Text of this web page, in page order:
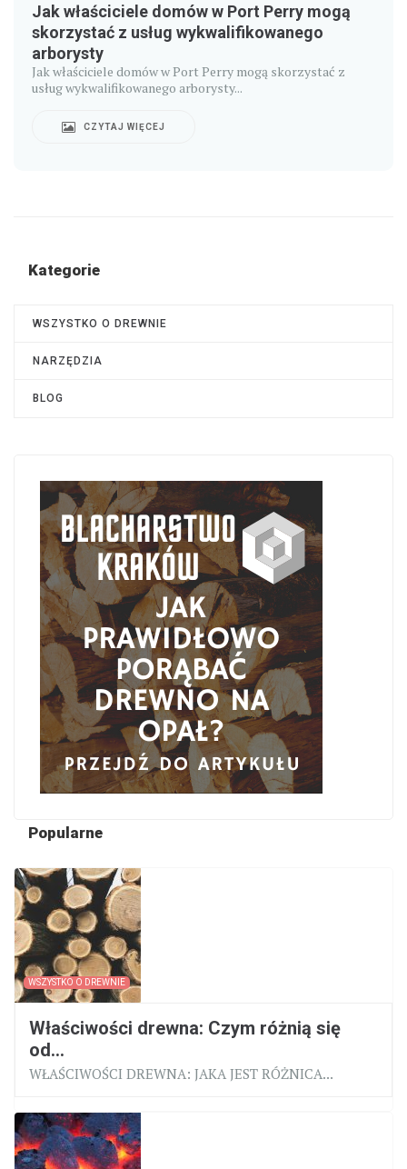
Jak właściciele domów w Port Perry mogą
skorzystać z usług wykwalifikowanego
arborysty
Jak właściciele domów w Port Perry mogą skorzystać z
usług wykwalifikowanego arborysty...
CZYTAJ WIĘCEJ
Kategorie
WSZYSTKO O DREWNIE
NARZĘDZIA
BLOG
Popularne
WSZYSTKO O DREWNIE
Właściwości drewna: Czym różnią się
od...
WŁAŚCIWOŚCI DREWNA: JAKA JEST RÓŻNICA...